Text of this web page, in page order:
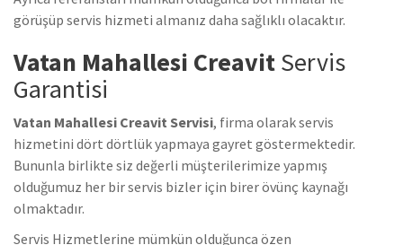
görüşüp servis hizmeti almanız daha sağlıklı olacaktır.
Vatan Mahallesi CreavitServis
Garantisi
Vatan Mahallesi Creavit Servisi, firma olarak servis
hizmetini dört dörtlük yapmaya gayret göstermektedir.
Bununla birlikte siz değerli müşterilerimize yapmış
olduğumuz her bir servis bizler için birer övünç kaynağı
olmaktadır.
Servis Hizmetlerine mümkün olduğunca özen